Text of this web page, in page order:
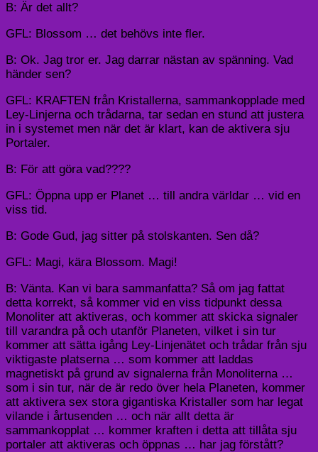
B: Är det allt?
GFL: Blossom … det behövs inte fler.
B: Ok. Jag tror er. Jag darrar nästan av spänning. Vad
händer sen?
GFL: KRAFTEN från Kristallerna, sammankopplade med
Ley-Linjerna och trådarna, tar sedan en stund att justera
in i systemet men när det är klart, kan de aktivera sju
Portaler.
B: För att göra vad????
GFL: Öppna upp er Planet … till andra världar … vid en
viss tid.
B: Gode Gud, jag sitter på stolskanten. Sen då?
GFL: Magi, kära Blossom. Magi!
B: Vänta. Kan vi bara sammanfatta? Så om jag fattat
detta korrekt, så kommer vid en viss tidpunkt dessa
Monoliter att aktiveras, och kommer att skicka signaler
till varandra på och utanför Planeten, vilket i sin tur
kommer att sätta igång Ley-Linjenätet och trådar från sju
viktigaste platserna … som kommer att laddas
magnetiskt på grund av signalerna från Monoliterna …
som i sin tur, när de är redo över hela Planeten, kommer
att aktivera sex stora gigantiska Kristaller som har legat
vilande i årtusenden … och när allt detta är
sammankopplat … kommer kraften i detta att tillåta sju
portaler att aktiveras och öppnas … har jag förstått?